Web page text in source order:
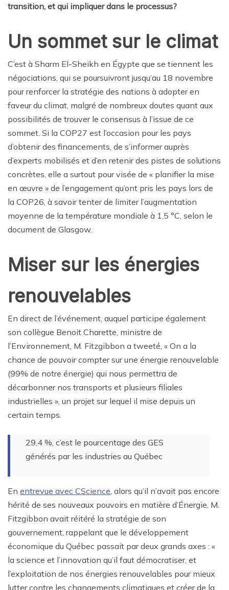
transition, et qui impliquer dans le processus?
Un sommet sur le climat
C’est à Sharm El-Sheikh en Égypte que se tiennent les
négociations, qui se poursuivront jusqu’au 18 novembre
pour renforcer la stratégie des nations à adopter en
faveur du climat, malgré de nombreux doutes quant aux
possibilités de trouver le consensus à l’issue de ce
sommet. Si la COP27 est l’occasion pour les pays
d’obtenir des financements, de s’informer auprès
d’experts mobilisés et d’en retenir des pistes de solutions
concrètes, elle a surtout pour visée de « planifier la mise
en œuvre » de l’engagement qu’ont pris les pays lors de
la COP26, à savoir tenter de limiter l’augmentation
moyenne de la température mondiale à 1,5 °C, selon le
document de Glasgow.
Miser sur les énergies
renouvelables
En direct de l’événement, auquel participe également
son collègue Benoit Charette, ministre de
l’Environnement, M. Fitzgibbon a tweeté, « On a la
chance de pouvoir compter sur une énergie renouvelable
(99% de notre énergie) qui nous permettra de
décarbonner nos transports et plusieurs filiales
industrielles », un projet sur lequel il mise depuis un
certain temps.
29,4 %, c’est le pourcentage des GES
générés par les industries au Québec
En entrevue avec CScience , alors qu’il n’avait pas encore
hérité de ses nouveaux pouvoirs en matière d’Énergie, M.
Fitzgibbon avait réitéré la stratégie de son
gouvernement, rappelant que le développement
économique du Québec passait par deux grands axes : «
la science et l’innovation qu’il faut démocratiser, et
l’exploitation de nos énergies renouvelables pour mieux
lutter contre les changements climatiques et créer de la